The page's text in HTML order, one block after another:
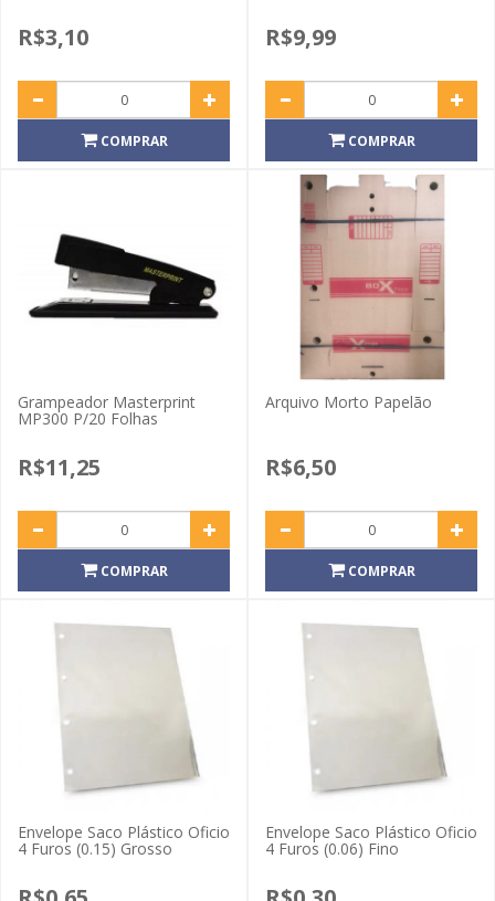
R$3,10
COMPRAR
R$9,99
COMPRAR
Grampeador Masterprint
MP300 P/20 Folhas
R$11,25
COMPRAR
Arquivo Morto Papelão
R$6,50
COMPRAR
Envelope Saco Plástico Oficio
4 Furos (0.15) Grosso
Envelope Saco Plástico Oficio
4 Furos (0.06) Fino